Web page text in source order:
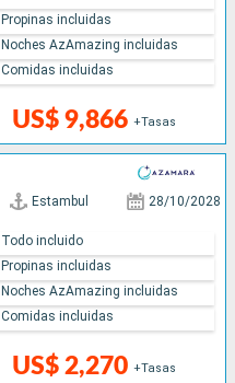
US$ 9,866 +Tasas
Propinas incluidas
Noches AzAmazing incluidas
Comidas incluidas
Estambul 28/10/2028
US$ 2,270 +Tasas
Todo incluido
Propinas incluidas
Noches AzAmazing incluidas
Comidas incluidas